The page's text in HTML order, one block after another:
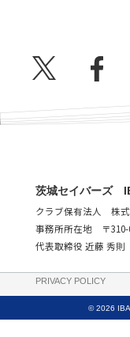
茨城セイバーズ
クラブ保有法人 株
事務所所在地 〒310-
代表取締役 近藤 秀則
PRIVACY POLICY
© 2026